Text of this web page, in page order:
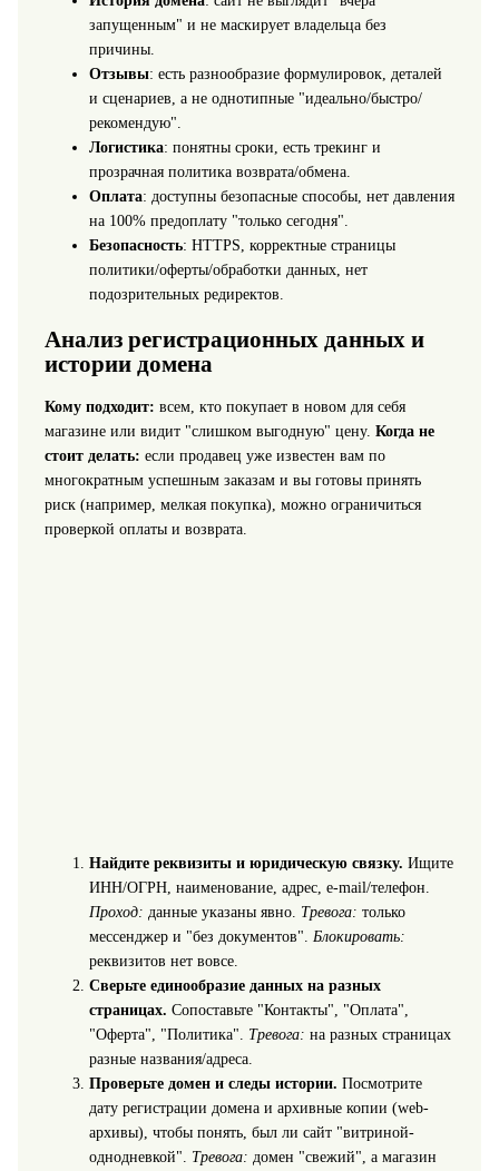
запущенным" и не маскирует владельца без
причины.
Отзывы: есть разнообразие формулировок, деталей
и сценариев, а не однотипные "идеально/быстро/
рекомендую".
Логистика: понятны сроки, есть трекинг и
прозрачная политика возврата/обмена.
Оплата: доступны безопасные способы, нет давления
на 100% предоплату "только сегодня".
Безопасность: HTTPS, корректные страницы
политики/оферты/обработки данных, нет
подозрительных редиректов.
Анализ регистрационных данных и
истории домена
Кому подходит: всем, кто покупает в новом для себя
магазине или видит "слишком выгодную" цену. Когда не
стоит делать: если продавец уже известен вам по
многократным успешным заказам и вы готовы принять
риск (например, мелкая покупка), можно ограничиться
проверкой оплаты и возврата.
Найдите реквизиты и юридическую связку. Ищите
ИНН/ОГРН, наименование, адрес, e-mail/телефон.
Проход: данные указаны явно. Тревога: только
мессенджер и "без документов". Блокировать:
реквизитов нет вовсе.
Сверьте единообразие данных на разных
страницах. Сопоставьте "Контакты", "Оплата",
"Оферта", "Политика". Тревога: на разных страницах
разные названия/адреса.
Проверьте домен и следы истории. Посмотрите
дату регистрации домена и архивные копии (web-
архивы), чтобы понять, был ли сайт "витриной-
однодневкой". Тревога: домен "свежий", а магазин